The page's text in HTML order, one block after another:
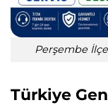
Perşembe
Türkiye